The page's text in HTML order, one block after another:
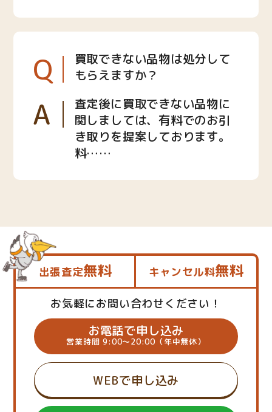
Q
買取できない品物は処分して
もらえますか？
A
査定後に買取できない品物に
関しましては、有料でのお引
き取りを提案しております。
料……
出張査定無料 キャンセル料無料
お気軽にお問い合わせください！
お電話で申し込み
営業時間 9:00～20:00（年中無休）
WEBで申し込み